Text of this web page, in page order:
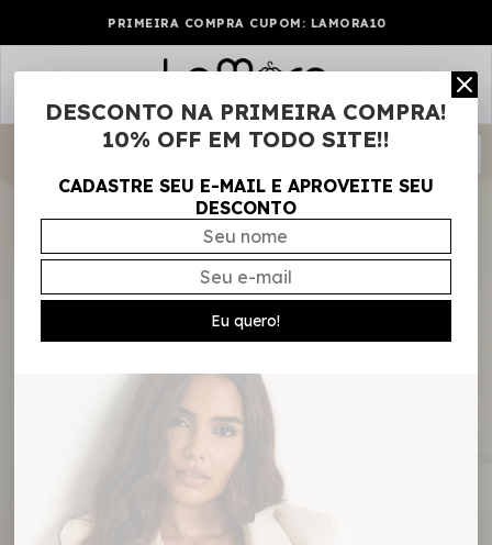
PRIMEIRA COMPRA CUPOM: LAMORA10
0
DESCONTO NA PRIMEIRA COMPRA!
10% OFF EM TODO SITE!!
CADASTRE SEU E-MAIL E APROVEITE SEU
DESCONTO
Eu quero!